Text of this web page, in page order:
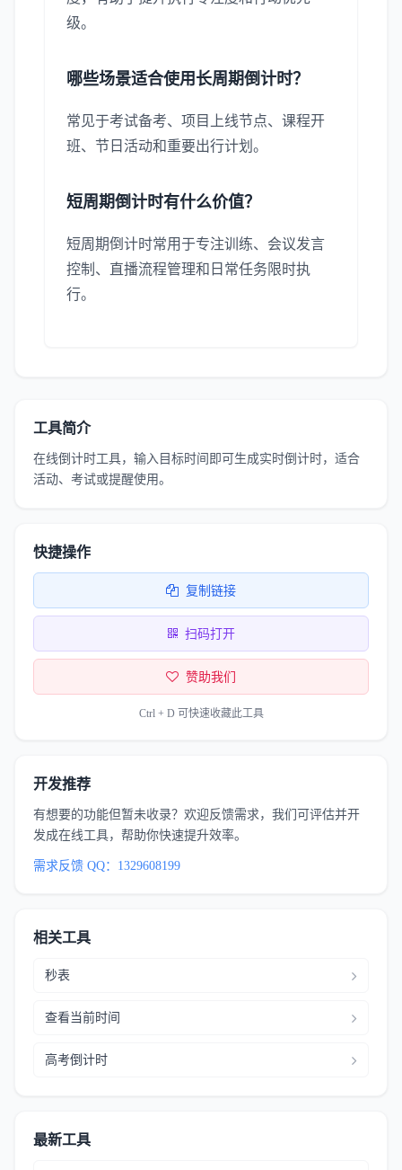
级。
哪些场景适合使用长周期倒计时？
常见于考试备考、项目上线节点、课程开
班、节日活动和重要出行计划。
短周期倒计时有什么价值？
短周期倒计时常用于专注训练、会议发言
控制、直播流程管理和日常任务限时执
行。
工具简介
在线倒计时工具，输入目标时间即可生成实时倒计时，适合
活动、考试或提醒使用。
快捷操作
复制链接
扫码打开
赞助我们
Ctrl + D 可快速收藏此工具
开发推荐
有想要的功能但暂未收录？欢迎反馈需求，我们可评估并开
发成在线工具，帮助你快速提升效率。
需求反馈 QQ：1329608199
相关工具
秒表
查看当前时间
高考倒计时
最新工具